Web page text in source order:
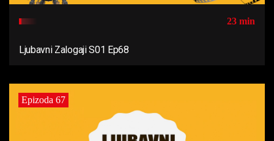
23 min
Ljubavni Zalogaji S01 Ep68
Epizoda 67